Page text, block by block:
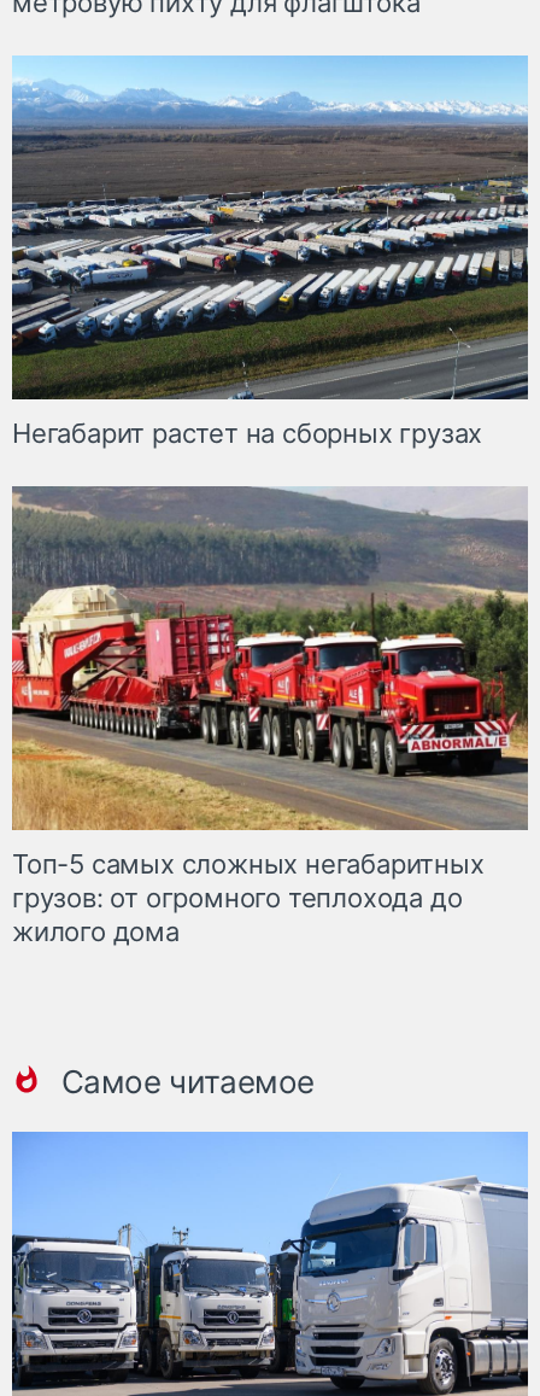
Негабарит растет на сборных грузах
Топ-5 самых сложных негабаритных
грузов: от огромного теплохода до
жилого дома
Самое читаемое